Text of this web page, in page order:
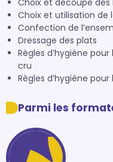
Choix et découpe
Choix et utilisation de
Confection de
Dressage des plats
Règles d’hygiène
cru
Règles d’hygiène
Parmi les